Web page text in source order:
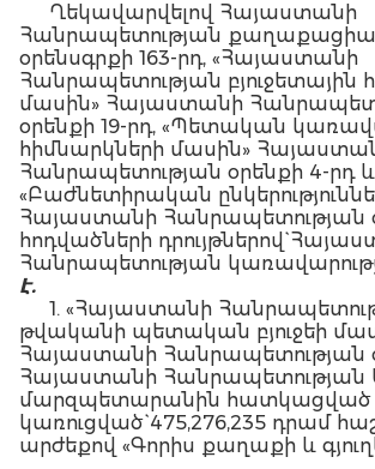
Ղեկավարվելով Հայաստանի
Հանրապետության
օրենսգրքի 163-րդ, «Հայաստանի
Հանրապետության
մասին» Հայաստանի
օրենքի 19-րդ, «Պետական
հիմնարկների մասին»
Հանրապետության օրենքի 4-րդ և
«Բաժնետիրական
Հայաստանի Հանրապետության
հոդվածների դրույթներով`
Հանրապետության
է.
1. «Հայաստանի
թվականի պետական բյուջեի
Հայաստանի Հանրապետության
Հայաստանի Հանրապետության
մարզպետարանին հատկացված
կառուցված` 475,276,235 դրամ
արժեքով «Գորիս քաղաքի և